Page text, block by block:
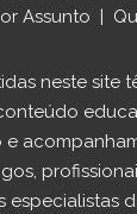
Assunto
neste site
e
especialistas